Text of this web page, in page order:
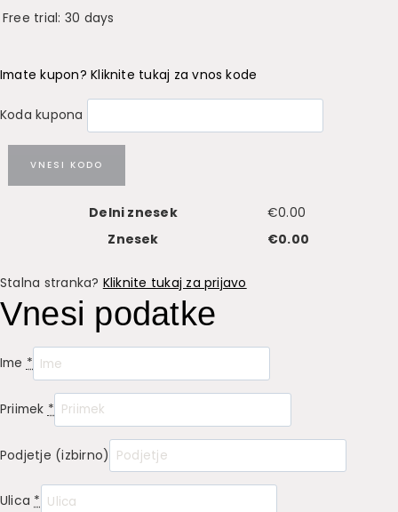
Free trial: 30 days
Imate kupon? Kliknite tukaj za vnos kode
Koda kupona
VNESI KODO
Delni znesek €0.00
Znesek
€0.00
Stalna stranka? Kliknite tukaj za prijavo
Vnesi podatke
Ime *
Priimek *
Podjetje (izbirno)
Ulica *